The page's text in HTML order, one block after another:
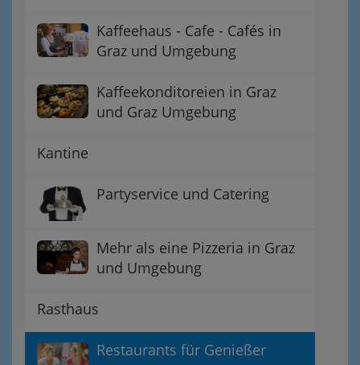
Kaffeehaus - Cafe - Cafés in
Graz und Umgebung
Kaffeekonditoreien in Graz
und Graz Umgebung
Kantine
Partyservice und Catering
Mehr als eine Pizzeria in Graz
und Umgebung
Rasthaus
Restaurants für Genießer